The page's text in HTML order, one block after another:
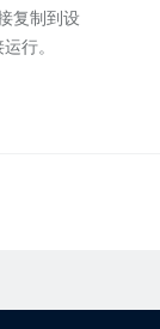
复制到设
行。